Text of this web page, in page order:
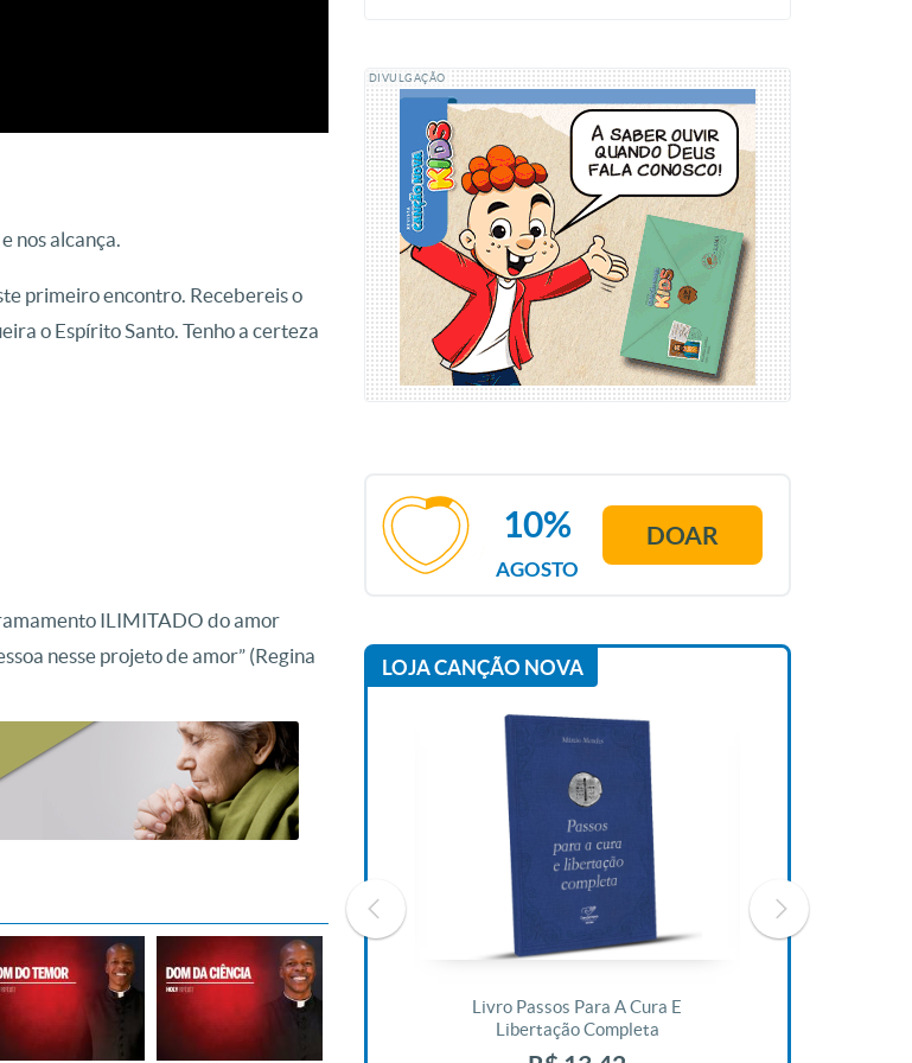
nos alcança.
primeiro encontro. Recebereis o
o Espírito Santo. Tenho a certeza
ILIMITADO do amor
nesse projeto de amor” (Regina
DIVULGAÇÃO
AGOSTO
10% DOAR
LOJA CANÇÃO NOVA
Livro O Padre: A História De
Vida De Jonas Abib
Livro Passos Para A Cura E
Libertação Completa